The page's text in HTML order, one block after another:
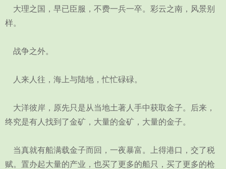
大理之国，早已臣服，不费一兵一卒。彩云之南，风景别
样。
战争之外。
人来人往，海上与陆地，忙忙碌碌。
大洋彼岸，原先只是从当地土著人手中获取金子。后来，
终究是有人找到了金矿，大量的金矿，大量的金子。
当真就有船满载金子而回，一夜暴富。上得港口，交了税
赋。置办起大量的产业，也买了更多的船只，买了更多的枪